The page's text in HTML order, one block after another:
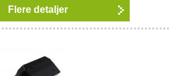
Flere detaljer